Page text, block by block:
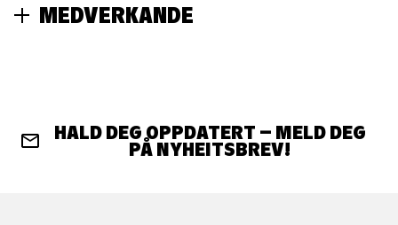
MOHAMMED ADEN TORD KINGE
Skapt av
Claudia Cox, Tani Dibasey og Tobi Pfeil
MEDVERKANDE
Øyvin Løype og Mari Lysgaard
HALD DEG OPPDATERT – MELD DEG
PÅ NYHEITSBREV!